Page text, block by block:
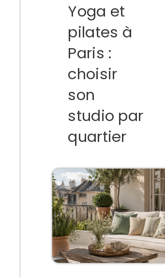
Yoga et
pilates à
Paris :
choisir
son
studio par
quartier